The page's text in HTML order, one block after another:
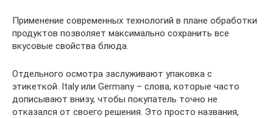
Применение современных технологий в плане обработки
продуктов позволяет максимально сохранить все
вкусовые свойства блюда.
Отдельного осмотра заслуживают упаковка с
этикеткой. Italy или Germany – слова, которые часто
дописывают внизу, чтобы покупатель точно не
отказался от своего решения. Это просто названия,